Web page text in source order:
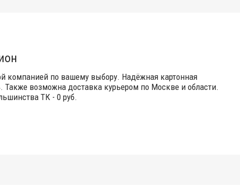
компанией по вашему выбору. Надёжная картонная
Также возможна доставка курьером по Москве и области.
ТК - 0 руб.